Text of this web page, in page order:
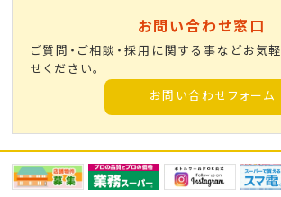
お問い合わせ窓口
ご質問・ご相談・採用に関する事などお気
せください。
お問い合わせフォーム